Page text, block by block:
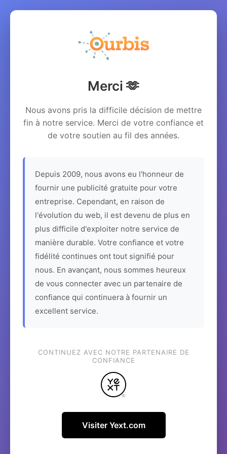
Merci 🫶
Nous avons pris la difficile décision de mettre
fin à notre service. Merci de votre confiance et
de votre soutien au fil des années.
Depuis 2009, nous avons eu l'honneur de
fournir une publicité gratuite pour votre
entreprise. Cependant, en raison de
l'évolution du web, il est devenu de plus en
plus difficile d'exploiter notre service de
manière durable. Votre confiance et votre
fidélité continues ont tout signifié pour
nous. En avançant, nous sommes heureux
de vous connecter avec un partenaire de
confiance qui continuera à fournir un
excellent service.
CONTINUEZ AVEC NOTRE PARTENAIRE DE
CONFIANCE
Visiter Yext.com